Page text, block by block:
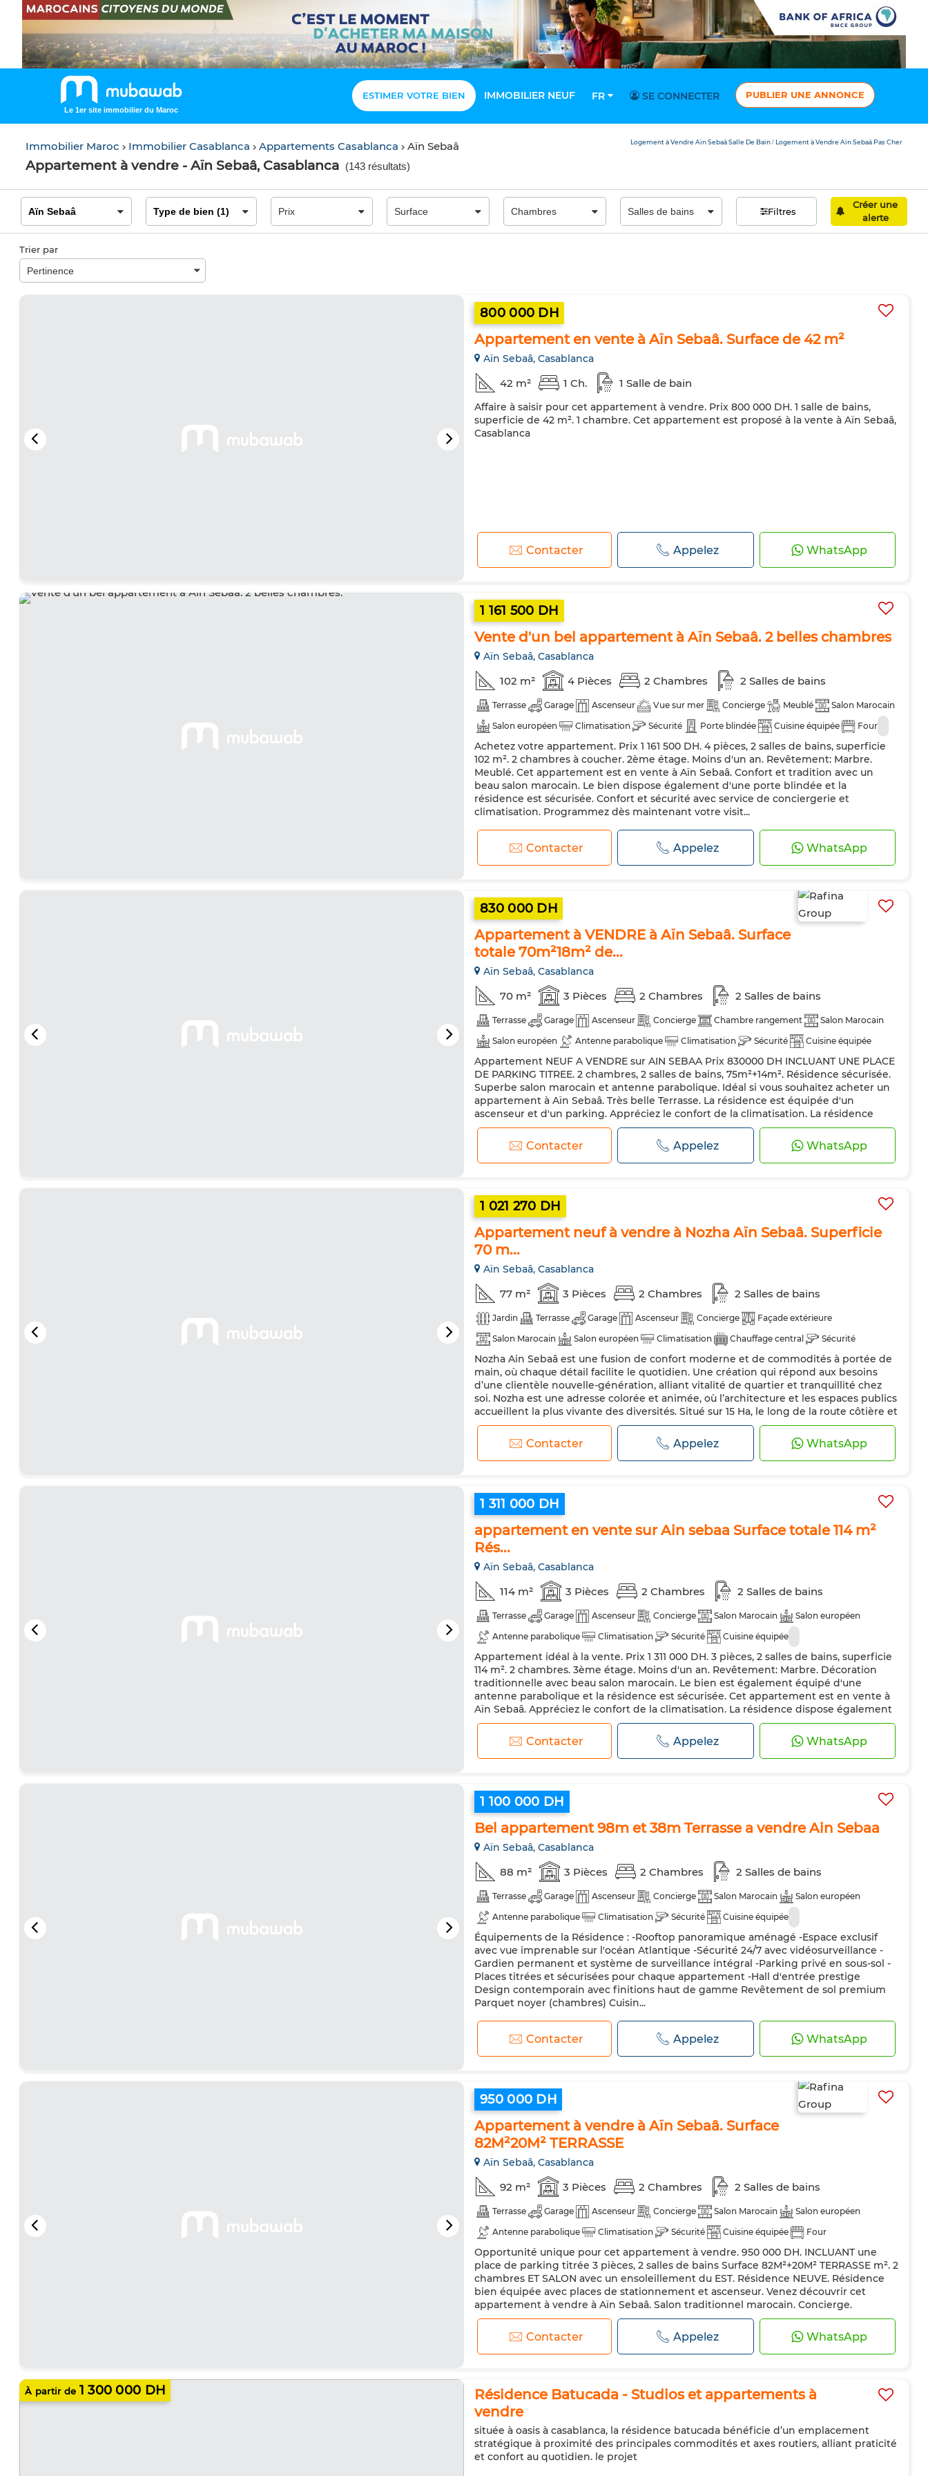
Le 1er site immobilier du Maroc
ESTIMER VOTRE BIEN IMMOBILIER NEUF FR SE CONNECTER PUBLIER UNE ANNONCE
Immobilier Maroc Immobilier Casablanca Appartements Casablanca Aïn Sebaâ
Appartement à vendre - Aïn Sebaâ, Casablanca (143 résultats)
Logement à Vendre Aïn Sebaâ Salle De Bain / Logement à Vendre Aïn Sebaâ Pas Cher
Filtres
Créer une
alerte
Trier par
800 000 DH
Appartement en vente à Aïn Sebaâ. Surface de 42 m²
Aïn Sebaâ, Casablanca
42 m² 1 Ch. 1 Salle de bain
Affaire à saisir pour cet appartement à vendre. Prix 800 000 DH. 1 salle de bains,
superficie de 42 m². 1 chambre. Cet appartement est proposé à la vente à Aïn Sebaâ,
Casablanca
Contacter Appelez WhatsApp
1 161 500 DH
Vente d'un bel appartement à Aïn Sebaâ. 2 belles chambres
Aïn Sebaâ, Casablanca
102 m² 4 Pièces 2 Chambres 2 Salles de bains
Terrasse Garage Ascenseur Vue sur mer Concierge Meublé
Salon Marocain
Salon européen
Climatisation Sécurité Porte blindée Cuisine équipée Four
Achetez votre appartement. Prix 1 161 500 DH. 4 pièces, 2 salles de bains, superficie
102 m². 2 chambres à coucher. 2ème étage. Moins d'un an. Revêtement: Marbre.
Meublé. Cet appartement est en vente à Aïn Sebaâ. Confort et tradition avec un
beau salon marocain. Le bien dispose également d'une porte blindée et la
résidence est sécurisée. Confort et sécurité avec service de conciergerie et
climatisation. Programmez dès maintenant votre visit...
Contacter Appelez WhatsApp
830 000 DH
Appartement à VENDRE à Aïn Sebaâ. Surface
totale 70m²18m² de...
Aïn Sebaâ, Casablanca
70 m² 3 Pièces 2 Chambres 2 Salles de bains
Terrasse Garage Ascenseur Concierge Chambre rangement
Salon Marocain
Salon européen
Antenne parabolique Climatisation Sécurité
Cuisine équipée
Four
Appartement NEUF A VENDRE sur AIN SEBAA Prix 830000 DH INCLUANT UNE PLACE
DE PARKING TITREE. 2 chambres, 2 salles de bains, 75m²+14m². Résidence sécurisée.
Superbe salon marocain et antenne parabolique. Idéal si vous souhaitez acheter un
appartement à Aïn Sebaâ. Très belle Terrasse. La résidence est équipée d'un
ascenseur et d'un parking. Appréciez le confort de la climatisation. La résidence
dispose également d'un service de concierge. ...
Contacter Appelez WhatsApp
1 021 270 DH
Appartement neuf à vendre à Nozha Aïn Sebaâ. Superficie
70 m...
Aïn Sebaâ, Casablanca
77 m² 3 Pièces 2 Chambres 2 Salles de bains
Jardin Terrasse Garage Ascenseur Concierge
Façade extérieure
Salon Marocain
Salon européen Climatisation Chauffage central
Sécurité
Cuisine équipée
Four
Nozha Ain Sebaâ est une fusion de confort moderne et de commodités à portée de
main, où chaque détail facilite le quotidien. Une création qui répond aux besoins
d’une clientèle nouvelle-génération, alliant vitalité de quartier et tranquillité chez
soi. Nozha est une adresse colorée et animée, où l’architecture et les espaces publics
accueillent la plus vivante des diversités. Situé sur 15 Ha, le long de la route côtière et
en plein cœur du qua...
Contacter Appelez WhatsApp
1 311 000 DH
appartement en vente sur Ain sebaa Surface totale 114 m²
Rés...
Aïn Sebaâ, Casablanca
114 m² 3 Pièces 2 Chambres 2 Salles de bains
Terrasse Garage Ascenseur Concierge Salon Marocain
Salon européen
Antenne parabolique
Climatisation Sécurité Cuisine équipée
Appartement idéal à la vente. Prix 1 311 000 DH. 3 pièces, 2 salles de bains, superficie
114 m². 2 chambres. 3ème étage. Moins d'un an. Revêtement: Marbre. Décoration
traditionnelle avec beau salon marocain. Le bien est également équipé d'une
antenne parabolique et la résidence est sécurisée. Cet appartement est en vente à
Aïn Sebaâ. Appréciez le confort de la climatisation. La résidence dispose également
d'un service de concierge. Profitez d'...
Contacter Appelez WhatsApp
1 100 000 DH
Bel appartement 98m et 38m Terrasse a vendre Ain Sebaa
Aïn Sebaâ, Casablanca
88 m² 3 Pièces 2 Chambres 2 Salles de bains
Terrasse Garage Ascenseur Concierge Salon Marocain
Salon européen
Antenne parabolique
Climatisation Sécurité Cuisine équipée
Équipements de la Résidence : -Rooftop panoramique aménagé -Espace exclusif
avec vue imprenable sur l'océan Atlantique -Sécurité 24/7 avec vidéosurveillance -
Gardien permanent et système de surveillance intégral -Parking privé en sous-sol -
Places titrées et sécurisées pour chaque appartement -Hall d'entrée prestige
Design contemporain avec finitions haut de gamme Revêtement de sol premium
Parquet noyer (chambres) Cuisin...
Contacter Appelez WhatsApp
950 000 DH
Appartement à vendre à Aïn Sebaâ. Surface
82M²20M² TERRASSE
Aïn Sebaâ, Casablanca
92 m² 3 Pièces 2 Chambres 2 Salles de bains
Terrasse Garage Ascenseur Concierge Salon Marocain
Salon européen
Antenne parabolique
Climatisation Sécurité Cuisine équipée
Four
Machine à laver
Opportunité unique pour cet appartement à vendre. 950 000 DH. INCLUANT une
place de parking titrée 3 pièces, 2 salles de bains Surface 82M²+20M² TERRASSE m². 2
chambres ET SALON avec un ensoleillement du EST. Résidence NEUVE. Résidence
bien équipée avec places de stationnement et ascenseur. Venez découvrir cet
appartement à vendre à Aïn Sebaâ. Salon traditionnel marocain. Concierge.
Contactez-nous pour visiter cet appartement à ve...
Contacter Appelez WhatsApp
À partir de 1 300 000 DH
Résidence Batucada - Studios et appartements à
vendre
située à oasis à casablanca, la résidence batucada bénéficie d’un emplacement
stratégique à proximité des principales commodités et axes routiers, alliant praticité
et confort au quotidien. le projet